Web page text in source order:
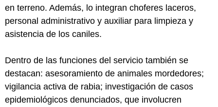
en terreno. Además, lo integran choferes laceros,
personal administrativo y auxiliar para limpieza y
asistencia de los caniles.
Dentro de las funciones del servicio también se
destacan: asesoramiento de animales mordedores;
vigilancia activa de rabia; investigación de casos
epidemiológicos denunciados, que involucren